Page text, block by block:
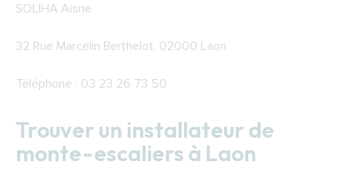
SOLIHA Aisne
32 Rue Marcelin Berthelot, 02000 Laon
Téléphone : 03 23 26 73 50
Trouver un installateur de
monte-escaliers à Laon